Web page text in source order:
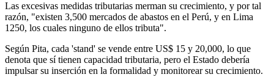
Las excesivas medidas tributarias merman su crecimiento, y por tal
razón, "existen 3,500 mercados de abastos en el Perú, y en Lima
1250, los cuales ninguno de ellos tributa".
Según Pita, cada 'stand' se vende entre US$ 15 y 20,000, lo que
denota que sí tienen capacidad tributaria, pero el Estado debería
impulsar su inserción en la formalidad y monitorear su crecimiento.